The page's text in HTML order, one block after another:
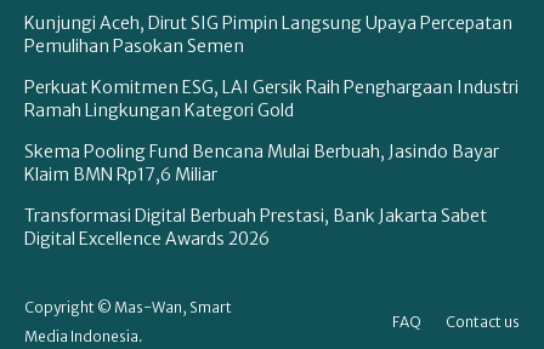
Kunjungi Aceh, Dirut SIG Pimpin Langsung Upaya Percepatan
Pemulihan Pasokan Semen
Perkuat Komitmen ESG, LAI Gersik Raih Penghargaan Industri
Ramah Lingkungan Kategori Gold
Skema Pooling Fund Bencana Mulai Berbuah, Jasindo Bayar
Klaim BMN Rp17,6 Miliar
Transformasi Digital Berbuah Prestasi, Bank Jakarta Sabet
Digital Excellence Awards 2026
Copyright © Mas-Wan, Smart
Media Indonesia.
FAQ Contact us